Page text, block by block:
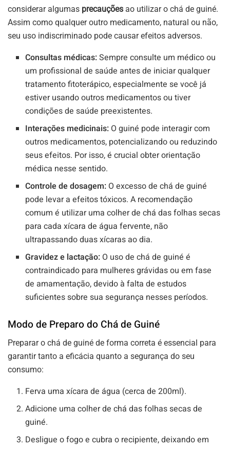
considerar algumas precauções ao utilizar o chá de guiné.
Assim como qualquer outro medicamento, natural ou não,
seu uso indiscriminado pode causar efeitos adversos.
Consultas médicas:Sempre consulte um médico ou
um profissional de saúde antes de iniciar qualquer
tratamento fitoterápico, especialmente se você já
estiver usando outros medicamentos ou tiver
condições de saúde preexistentes.
Interações medicinais: O guiné pode interagir com
outros medicamentos, potencializando ou reduzindo
seus efeitos. Por isso, é crucial obter orientação
médica nesse sentido.
Controle de dosagem: O excesso de chá de guiné
pode levar a efeitos tóxicos. A recomendação
comum é utilizar uma colher de chá das folhas secas
para cada xícara de água fervente, não
ultrapassando duas xícaras ao dia.
Gravidez e lactação: O uso de chá de guiné é
contraindicado para mulheres grávidas ou em fase
de amamentação, devido à falta de estudos
suficientes sobre sua segurança nesses períodos.
Modo de Preparo do Chá de Guiné
Preparar o chá de guiné de forma correta é essencial para
garantir tanto a eficácia quanto a segurança do seu
consumo:
Ferva uma xícara de água (cerca de 200ml).
Adicione uma colher de chá das folhas secas de
guiné.
Desligue o fogo e cubra o recipiente, deixando em